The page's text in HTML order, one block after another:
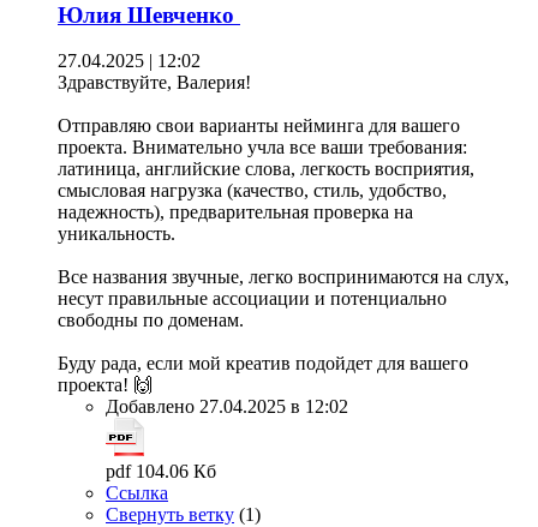
Юлия Шевченко
27.04.2025 | 12:02
Здравствуйте, Валерия!
Отправляю свои варианты нейминга для вашего
проекта. Внимательно учла все ваши требования:
латиница, английские слова, легкость восприятия,
смысловая нагрузка (качество, стиль, удобство,
надежность), предварительная проверка на
уникальность.
Все названия звучные, легко воспринимаются на слух,
несут правильные ассоциации и потенциально
свободны по доменам.
Буду рада, если мой креатив подойдет для вашего
проекта! 🙌
Добавлено 27.04.2025 в 12:02
pdf 104.06 Кб
Ссылка
Свернуть ветку (1)